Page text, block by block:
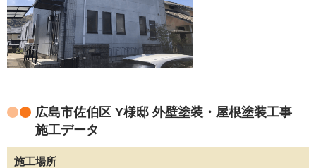
広島市佐伯区 Y様邸 外壁塗装・屋根塗装工事
施工データ
施工場所